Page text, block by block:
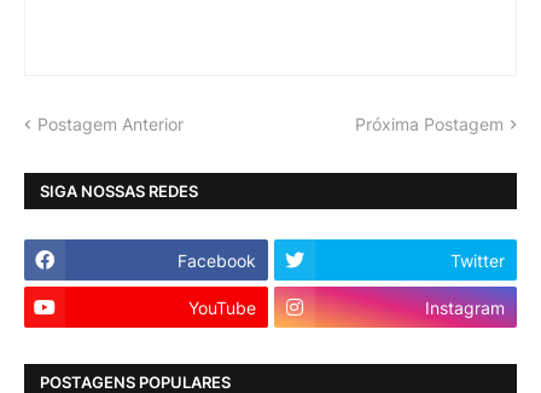
Postagem Anterior Próxima Postagem
SIGA NOSSAS REDES
Facebook Twitter
YouTube Instagram
POSTAGENS POPULARES